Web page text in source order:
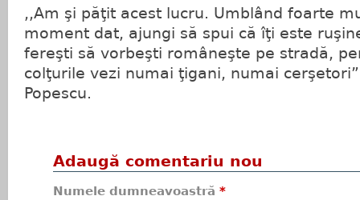
,,Am şi păţit acest lucru. Umblând foarte
moment dat, ajungi să spui că îţi este
fereşti să vorbeşti româneşte pe stradă,
colţurile vezi numai ţigani, numai
Popescu.
Adaugă comentariu nou
Numele dumneavoastră *